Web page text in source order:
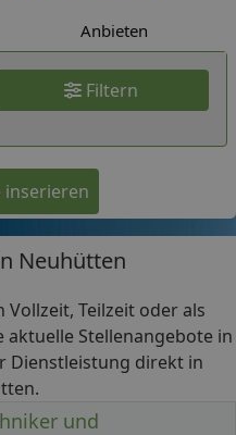
Anbieten
Filtern
inserieren
Neuhütten
Teilzeit oder als
aktuelle Stellenangebote in
Dienstleistung direkt in
und